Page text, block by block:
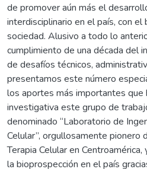
de promover aún más el
interdisciplinario en el país, con
sociedad. Alusivo a todo lo
cumplimiento de una década del
de desafíos técnicos,
presentamos este número
los aportes más importantes que
investigativa este grupo de
denominado “Laboratorio de
Celular”, orgullosamente pionero
Terapia Celular en
la bioprospección en el país